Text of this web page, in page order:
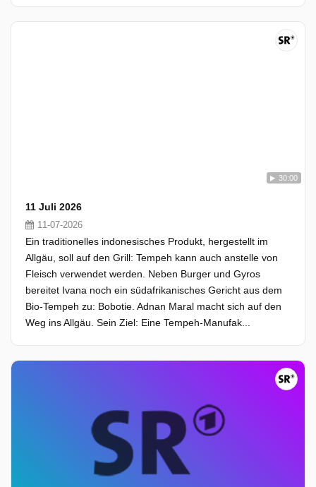
30:00
11 Juli 2026
11-07-2026
Ein traditionelles indonesisches Produkt, hergestellt im
Allgäu, soll auf den Grill: Tempeh kann auch anstelle von
Fleisch verwendet werden. Neben Burger und Gyros
bereitet Ivana noch ein südafrikanisches Gericht aus dem
Bio-Tempeh zu: Bobotie. Adnan Maral macht sich auf den
Weg ins Allgäu. Sein Ziel: Eine Tempeh-Manufak...